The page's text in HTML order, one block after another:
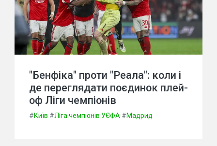
"Бенфіка" проти "Реала": коли і
де переглядати поєдинок плей-
оф Ліги чемпіонів
#Київ #Ліга чемпіонів УЄФА #Мадрид